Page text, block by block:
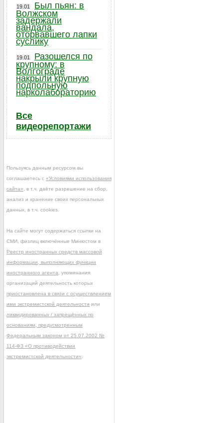
19.01
Был пьян: в
Волжском
задержали
вандала,
оторвавшего лапки
суслику
19.01
Разошелся по
крупному: в
Волгограде
накрыли крупную
подпольную
нарколабораторию
Все
видеорепортажи
Пользуясь данным ресурсом вы
соглашаетесь с «Условиями использования
сайта» , в т.ч. даёте разрешение на сбор,
анализ и хранение своих персональных
данных, в т.ч. cookies.
На сайте могут содержаться ссылки на
СМИ, физлиц включённые Минюстом в
Реестр иностранных средств массовой
информации, выполняющих функции
иностранного агента , упоминания
организаций деятельность которых
приостановлена в связи с осуществлением
ими экстремистской деятельности или
ликвидированных / запрещённых по
основаниям, предусмотренным
Федеральным законом от 25.07.2002 №
114-ФЗ «О противодействии
экстремистской деятельности»